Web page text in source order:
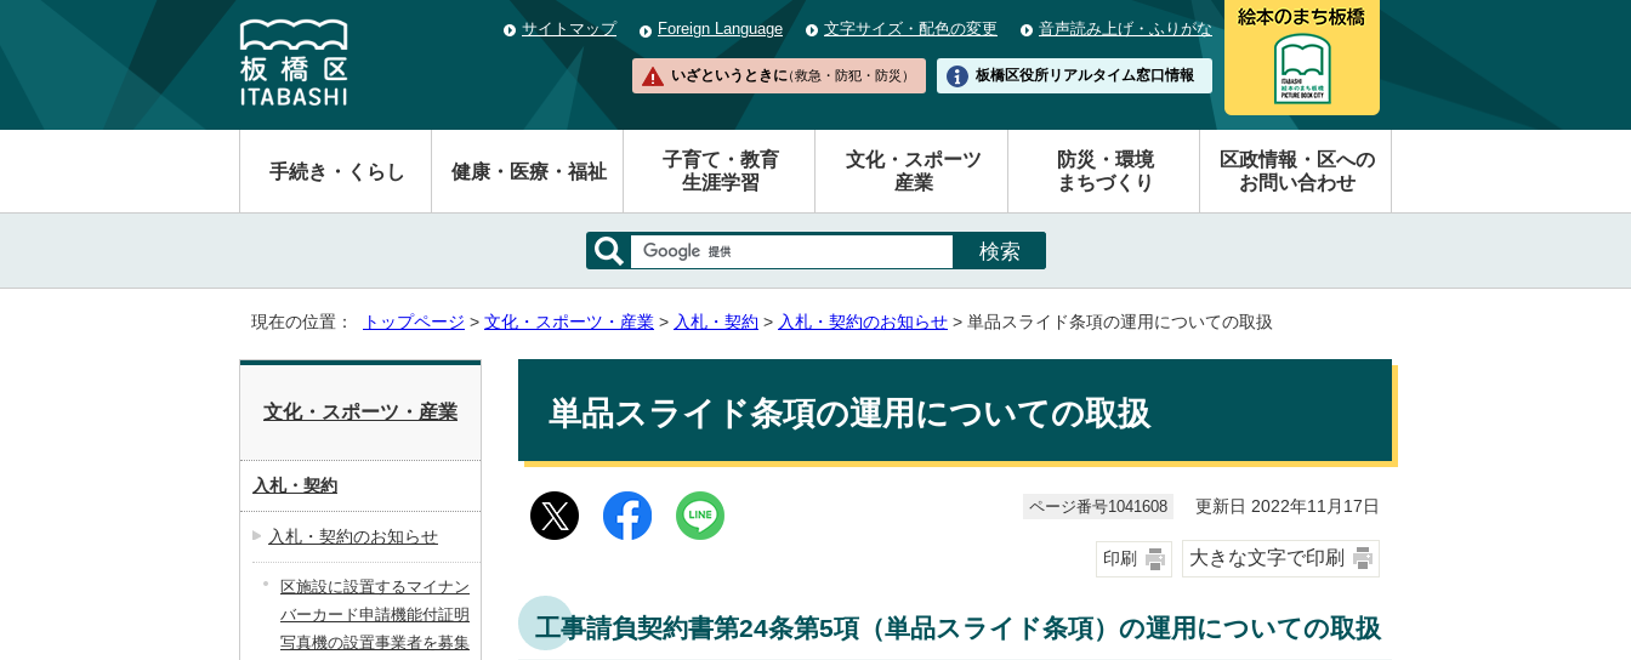
サイトマップ Foreign Language 文字サイズ・配色の変更 音声読み上げ・ふりがな
いざというときに（救急・防犯・防災） 板橋区役所リアルタイム窓口情報
手続き・くらし 健康・医療・福祉
子育て・教育
生涯学習
文化・スポーツ
産業
防災・環境
まちづくり
区政情報・区への
お問い合わせ
現在の位置： トップページ > 文化・スポーツ・産業 > 入札・契約 > 入札・契約のお知らせ > 単品スライド条項の運用についての取扱
単品スライド条項の運用についての取扱
ページ番号1041608 更新日 2022年11月17日
印刷 大きな文字で印刷
工事請負契約書第24条第5項（単品スライド条項）の運用についての取扱
文化・スポーツ・産業
入札・契約
入札・契約のお知らせ
区施設に設置するマイナン
バーカード申請機能付証明
写真機の設置事業者を募集